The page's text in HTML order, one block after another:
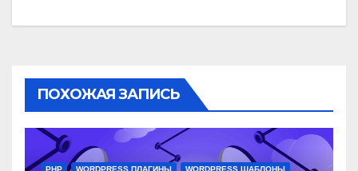
ПОХОЖАЯ ЗАПИСЬ
PHP WORDPRESS ПЛАГИНЫ WORDPRESS ШАБЛОНЫ